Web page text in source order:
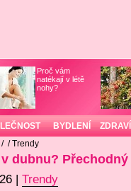
Proč vám
natékají v létě
nohy?
BYDLENÍ ZDRAVÍ
/ / Trendy
dubnu?
| Trendy